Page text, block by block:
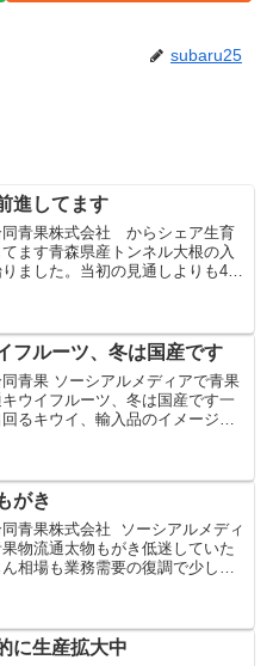
subaru25
進してます
同青果株式会社 からシェア生育
ます青森県産トンネル大根の入
ました。当初の見通しよりも4〜
イプの大根は同...
フルーツ、冬は国産です
青果 ソーシアルメディアで青果
ウイフルーツ、冬は国産です一
るキウイ、輸入品のイメージが
12月から4月までは国産品の時期
市中央卸売...
がき
青果株式会社 ソーシアルメディ
物流通太物もがき低迷していた
相場も業務需要の復調で少しず
ため２Ｌサイ...
に生産拡大中